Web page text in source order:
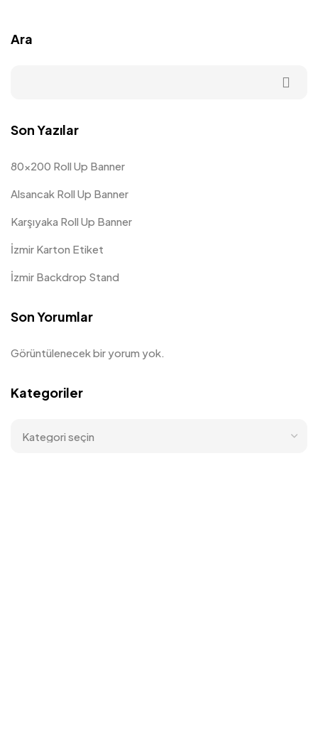
Ara
Son Yazılar
80×200 Roll Up Banner
Alsancak Roll Up Banner
Karşıyaka Roll Up Banner
İzmir Karton Etiket
İzmir Backdrop Stand
Son Yorumlar
Görüntülenecek bir yorum yok.
Kategoriler